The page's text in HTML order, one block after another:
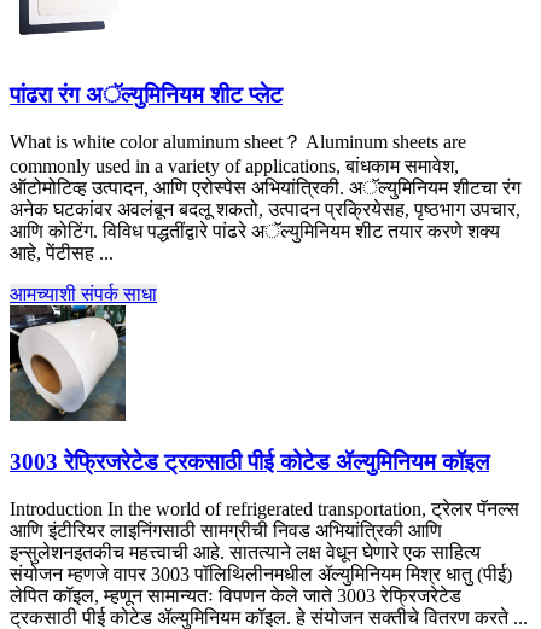
पांढरा रंग अॅल्युमिनियम शीट प्लेट
What is white color aluminum sheet？ Aluminum sheets are
commonly used in a variety of applications, बांधकाम समावेश,
ऑटोमोटिव्ह उत्पादन, आणि एरोस्पेस अभियांत्रिकी. अॅल्युमिनियम शीटचा रंग
अनेक घटकांवर अवलंबून बदलू शकतो, उत्पादन प्रक्रियेसह, पृष्ठभाग उपचार,
आणि कोटिंग. विविध पद्धतींद्वारे पांढरे अॅल्युमिनियम शीट तयार करणे शक्य
आहे, पेंटीसह ...
आमच्याशी संपर्क साधा
3003 रेफ्रिजरेटेड ट्रकसाठी पीई कोटेड ॲल्युमिनियम कॉइल
Introduction In the world of refrigerated transportation, ट्रेलर पॅनल्स
आणि इंटीरियर लाइनिंगसाठी सामग्रीची निवड अभियांत्रिकी आणि
इन्सुलेशनइतकीच महत्त्वाची आहे. सातत्याने लक्ष वेधून घेणारे एक साहित्य
संयोजन म्हणजे वापर 3003 पॉलिथिलीनमधील ॲल्युमिनियम मिश्र धातु (पीई)
लेपित कॉइल, म्हणून सामान्यतः विपणन केले जाते 3003 रेफ्रिजरेटेड
ट्रकसाठी पीई कोटेड ॲल्युमिनियम कॉइल. हे संयोजन सक्तीचे वितरण करते ...